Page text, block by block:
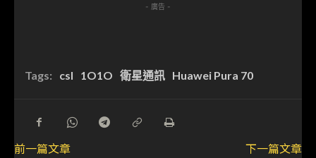
- 廣告 -
Tags: csl 1O1O 衛星通訊 Huawei Pura 70
前一篇文章
下一篇文章